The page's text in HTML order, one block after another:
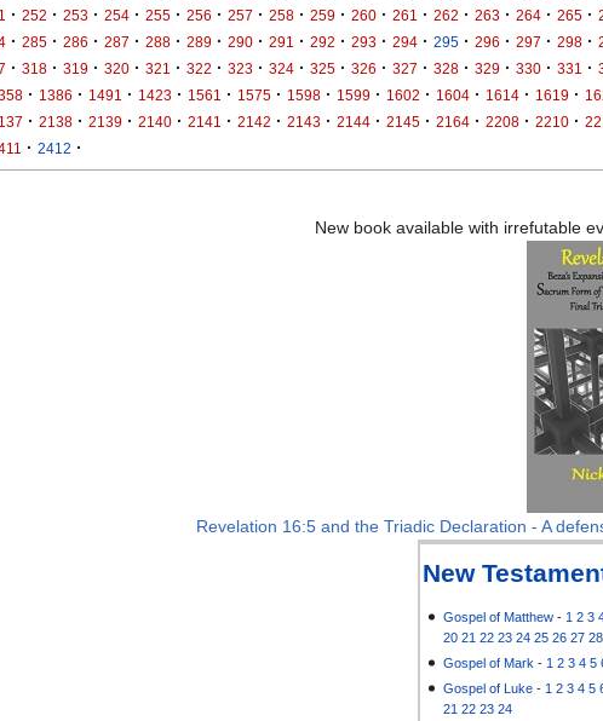
· 252 · 253 · 254 · 255 · 256 · 257 · 258 · 259 · 260 · 261 · 262 · 263 · 264 · 265 ·
· 285 · 286 · 287 · 288 · 289 · 290 · 291 · 292 · 293 · 294 · 295 · 296 · 297 · 298 ·
· 318 · 319 · 320 · 321 · 322 · 323 · 324 · 325 · 326 · 327 · 328 · 329 · 330 · 331 ·
· 1386 · 1491 · 1423 · 1561 · 1575 · 1598 · 1599 · 1602 · 1604 · 1614 · 1619 ·
· 2138 · 2139 · 2140 · 2141 · 2142 · 2143 · 2144 · 2145 · 2164 · 2208 · 2210 ·
· 2412 ·
New book available with irrefutable
Revelation 16:5 and the Triadic Declaration - A
New
Gospel of Matthew - 1 2 3
20 21 22 23 24 25 26 27 28
Gospel of Mark - 1 2 3 4 5
Gospel of Luke - 1 2 3 4 5
21 22 23 24